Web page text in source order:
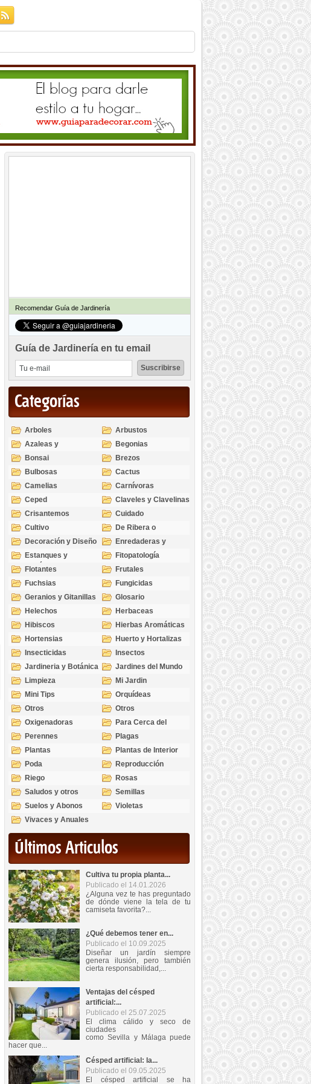
Recomendar Guía de Jardinería
Guía de Jardinería en tu email
Categorías
Arboles
Arbustos
Azaleas y
Rododendros
Begonias
Bonsai
Brezos
Bulbosas
Cactus
Camelias
Carnívoras
Ceped
Claveles y Clavelinas
Crisantemos
Cuidado
Cultivo
De Ribera o
Palustres
Decoración y Diseño
Enredaderas y
cubresuelos
Estanques y
Acuáticas
Fitopatología
Flotantes
Frutales
Fuchsias
Fungicidas
Geranios y Gitanillas
Glosario
Helechos
Herbaceas
Hibiscos
Hierbas Aromáticas
Hortensias
Huerto y Hortalizas
Insecticidas
Insectos
Jardineria y Botánica
Jardines del Mundo
Limpieza
Mi Jardin
Mini Tips
Orquídeas
Otros
Otros
Oxigenadoras
Para Cerca del
Estanque
Perennes
Plagas
Plantas
Plantas de Interior
Poda
Reproducción
Riego
Rosas
Saludos y otros
temas
Semillas
Suelos y Abonos
Violetas
Vivaces y Anuales
Últimos Articulos
Cultiva tu propia planta...
Publicado el 14.01.2026
¿Alguna vez te has preguntado
de dónde viene la tela de tu
camiseta favorita?...
¿Qué debemos tener en...
Publicado el 10.09.2025
Diseñar un jardín siempre
genera ilusión, pero también
cierta responsabilidad,...
Ventajas del césped
artificial:...
Publicado el 25.07.2025
El clima cálido y seco de
ciudades
como Sevilla y Málaga puede
hacer que...
Césped artificial: la...
Publicado el 09.05.2025
El césped artificial se ha